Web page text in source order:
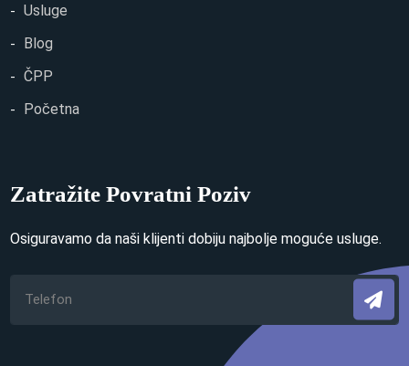
Usluge
Blog
ČPP
Početna
Zatražite Povratni Poziv
Osiguravamo da naši klijenti dobiju najbolje moguće usluge.